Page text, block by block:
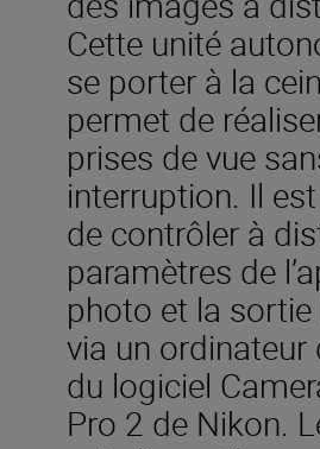
Cette unité
se porter à la
permet de
prises de vue
interruption. Il
de contrôler à
paramètres de
photo et la sortie
via un
du logiciel
Pro 2 de Nikon.